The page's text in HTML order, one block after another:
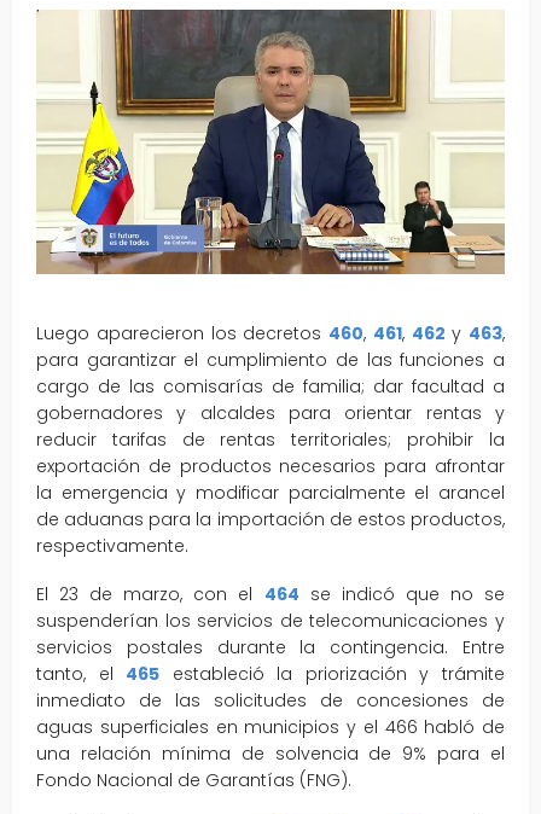
Luego aparecieron los decretos 460, 461, 462 y 463,
para garantizar el cumplimiento de las funciones a
cargo de las comisarías de familia; dar facultad a
gobernadores y alcaldes para orientar rentas y
reducir tarifas de rentas territoriales; prohibir la
exportación de productos necesarios para afrontar
la emergencia y modificar parcialmente el arancel
de aduanas para la importación de estos productos,
respectivamente.
El 23 de marzo, con el 464 se indicó que no se
suspenderían los servicios de telecomunicaciones y
servicios postales durante la contingencia. Entre
tanto, el 465 estableció la priorización y trámite
inmediato de las solicitudes de concesiones de
aguas superficiales en municipios y el 466 habló de
una relación mínima de solvencia de 9% para el
Fondo Nacional de Garantías (FNG).